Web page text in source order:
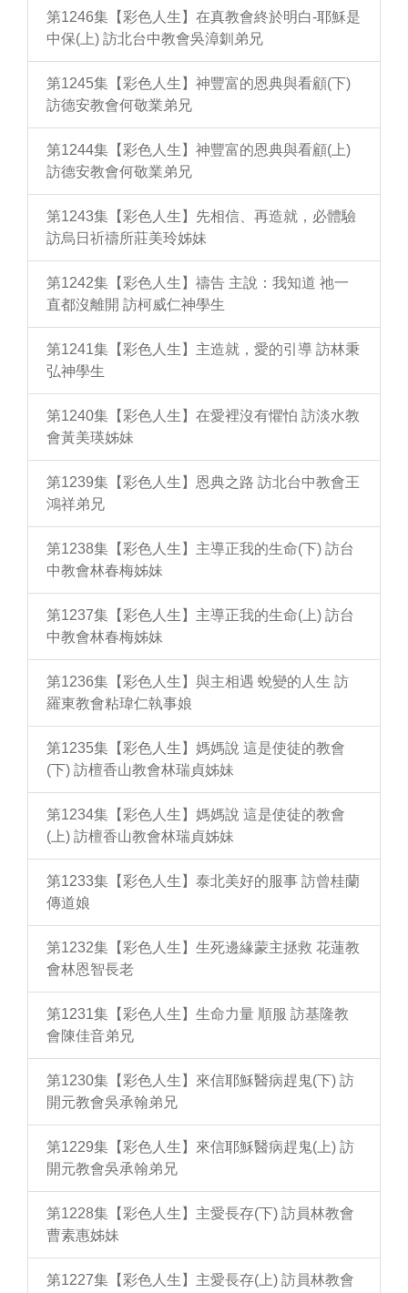
第1246集【彩色人生】在真教會終於明白-耶穌是
中保(上) 訪北台中教會吳漳釧弟兄
第1245集【彩色人生】神豐富的恩典與看顧(下)
訪德安教會何敬業弟兄
第1244集【彩色人生】神豐富的恩典與看顧(上)
訪德安教會何敬業弟兄
第1243集【彩色人生】先相信、再造就，必體驗
訪烏日祈禱所莊美玲姊妹
第1242集【彩色人生】禱告 主說：我知道 祂一
直都沒離開 訪柯威仁神學生
第1241集【彩色人生】主造就，愛的引導 訪林秉
弘神學生
第1240集【彩色人生】在愛裡沒有懼怕 訪淡水教
會黃美瑛姊妹
第1239集【彩色人生】恩典之路 訪北台中教會王
鴻祥弟兄
第1238集【彩色人生】主導正我的生命(下) 訪台
中教會林春梅姊妹
第1237集【彩色人生】主導正我的生命(上) 訪台
中教會林春梅姊妹
第1236集【彩色人生】與主相遇 蛻變的人生 訪
羅東教會粘瑋仁執事娘
第1235集【彩色人生】媽媽說 這是使徒的教會
(下) 訪檀香山教會林瑞貞姊妹
第1234集【彩色人生】媽媽說 這是使徒的教會
(上) 訪檀香山教會林瑞貞姊妹
第1233集【彩色人生】泰北美好的服事 訪曾桂蘭
傳道娘
第1232集【彩色人生】生死邊緣蒙主拯救 花蓮教
會林恩智長老
第1231集【彩色人生】生命力量 順服 訪基隆教
會陳佳音弟兄
第1230集【彩色人生】來信耶穌醫病趕鬼(下) 訪
開元教會吳承翰弟兄
第1229集【彩色人生】來信耶穌醫病趕鬼(上) 訪
開元教會吳承翰弟兄
第1228集【彩色人生】主愛長存(下) 訪員林教會
曹素惠姊妹
第1227集【彩色人生】主愛長存(上) 訪員林教會